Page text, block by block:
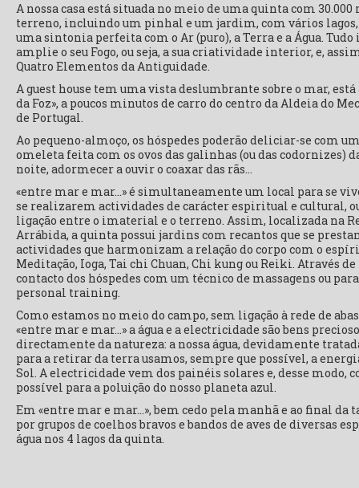
A nossa casa está situada no meio de uma quinta com
terreno, incluindo um pinhal e um jardim, com vários
uma sintonia perfeita com o Ar (puro), a Terra e a Água. Tudo
amplie o seu Fogo, ou seja, a sua criatividade interior, e,
Quatro Elementos da Antiguidade.
A guest house tem uma vista deslumbrante sobre o mar, está
da Foz», a poucos minutos de carro do centro da Aldeia do
de Portugal.
Ao pequeno-almoço, os hóspedes poderão deliciar-se com
omeleta feita com os ovos das galinhas (ou das codornizes)
noite, adormecer a ouvir o coaxar das rãs…
«entre mar e mar…» é simultaneamente um local para se
se realizarem actividades de carácter espiritual e cultural,
ligação entre o imaterial e o terreno. Assim, localizada na
Arrábida, a quinta possui jardins com recantos que se
actividades que harmonizam a relação do corpo com o
Meditação, Ioga, Tai chi Chuan, Chi kung ou Reiki. Através
contacto dos hóspedes com um técnico de massagens ou
personal training.
Como estamos no meio do campo, sem ligação à rede de
«entre mar e mar…» a água e a electricidade são bens
directamente da natureza: a nossa água, devidamente
para a retirar da terra usamos, sempre que possível, a
Sol. A electricidade vem dos painéis solares e, desse modo,
possível para a poluição do nosso planeta azul.
Em «entre mar e mar…», bem cedo pela manhã e ao final da
por grupos de coelhos bravos e bandos de aves de diversas
água nos 4 lagos da quinta.